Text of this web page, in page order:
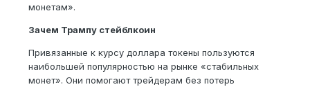
монетам».
Зачем Трампу стейблкоин
Привязанные к курсу доллара токены пользуются
наибольшей популярностью на рынке «стабильных
монет». Они помогают трейдерам без потерь